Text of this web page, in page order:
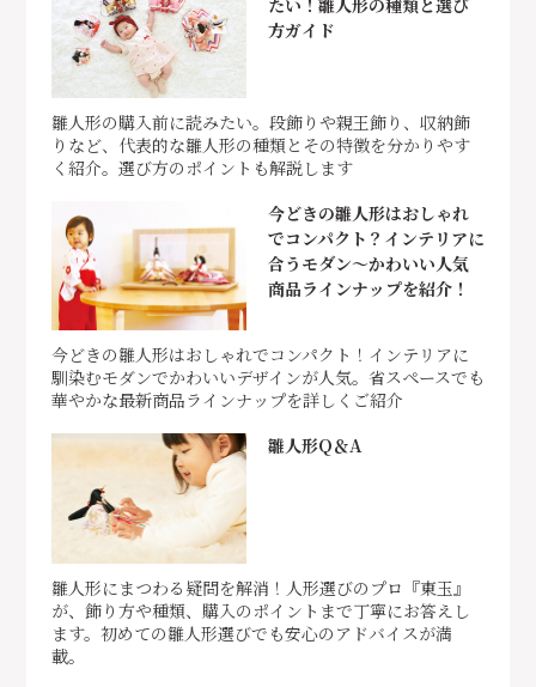
たい！雛人形の種類と選び
方ガイド
雛人形の購入前に読みたい。段飾りや親王飾り、収納飾
りなど、代表的な雛人形の種類とその特徴を分かりやす
く紹介。選び方のポイントも解説します
今どきの雛人形はおしゃれ
でコンパクト？インテリアに
合うモダン～かわいい人気
商品ラインナップを紹介！
今どきの雛人形はおしゃれでコンパクト！インテリアに
馴染むモダンでかわいいデザインが人気。省スペースでも
華やかな最新商品ラインナップを詳しくご紹介
雛人形Q＆A
雛人形にまつわる疑問を解消！人形選びのプロ『東玉』
が、飾り方や種類、購入のポイントまで丁寧にお答えし
ます。初めての雛人形選びでも安心のアドバイスが満
載。